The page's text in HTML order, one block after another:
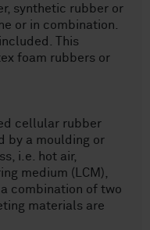
synthetic rubber or
or in combination.
This
foam rubbers or
cellular rubber
by a moulding or
i.e. hot air,
medium (LCM),
combination of two
materials are